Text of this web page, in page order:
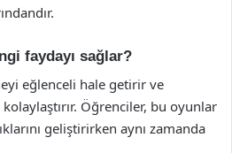
faydayı sağlar?
eğlenceli hale getirir ve
Öğrenciler, bu oyunlar
geliştirirken aynı zamanda